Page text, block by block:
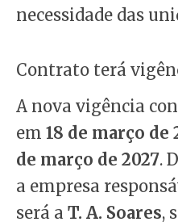
necessidade das
Contrato terá
A nova vigência
em 18 de março de
de março de 2027.
a empresa
será a T. A. Soares,